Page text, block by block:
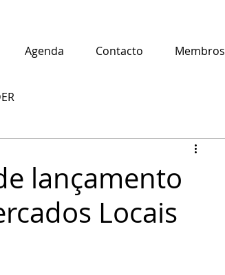
Agenda Contacto Membros
lançamento
Locais